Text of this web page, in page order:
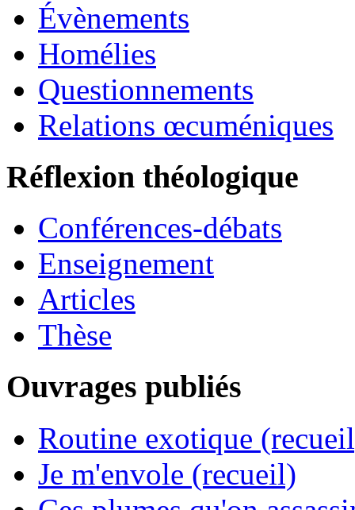
Évènements
Homélies
Questionnements
Relations œcuméniques
Réflexion théologique
Conférences-débats
Enseignement
Articles
Thèse
Ouvrages publiés
Routine exotique
Je m'envole (recueil)